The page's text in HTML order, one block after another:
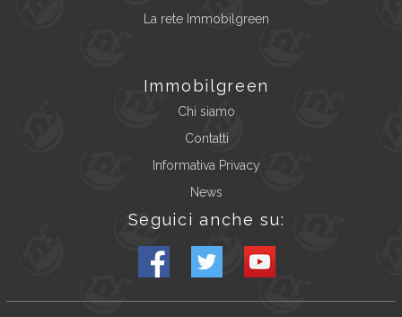
La rete Immobilgreen
Immobilgreen
Chi siamo
Contatti
Informativa Privacy
News
Seguici anche su: